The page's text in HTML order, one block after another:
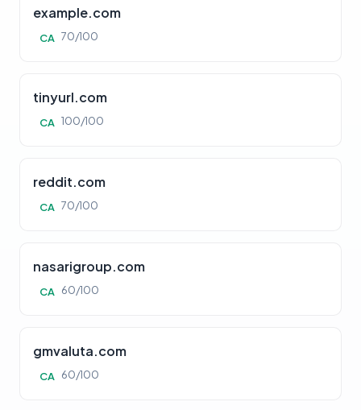
example.com
CA 70/100
tinyurl.com
CA 100/100
reddit.com
CA 70/100
nasarigroup.com
CA 60/100
gmvaluta.com
CA 60/100